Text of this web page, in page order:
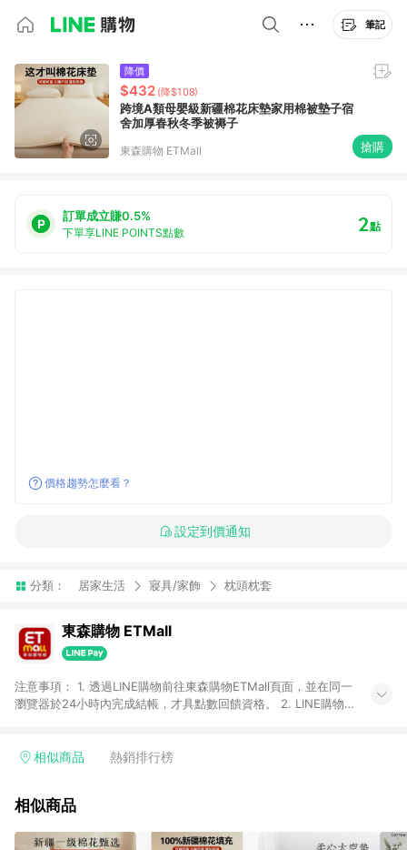
筆記
降價
$432 (降$108)
跨境A類母嬰級新疆棉花床墊家用棉被墊子宿
舍加厚春秋冬季被褥子
東森購物 ETMall 搶購
訂單成立賺0.5%
下單享LINE POINTS點數 2點
價格趨勢怎麼看？
設定到價通知
分類： 居家生活 寢具/家飾 枕頭枕套
東森購物 ETMall
注意事項： 1. 透過LINE購物前往東森購物ETMall頁面，並在同一
瀏覽器於24小時內完成結帳，才具點數回饋資格。 2. LINE購物
單，皆不在點數回饋範圍內。 3. 如購買以下類別商品，將無法獲
球嚴選、商城、專案商品、「草莓網」全館商品。 4. 如取消訂
回饋。 5. 點數回饋會扣除所有折扣優惠後之最終發票金額計算，
相似商品 熱銷排行榜
相似商品